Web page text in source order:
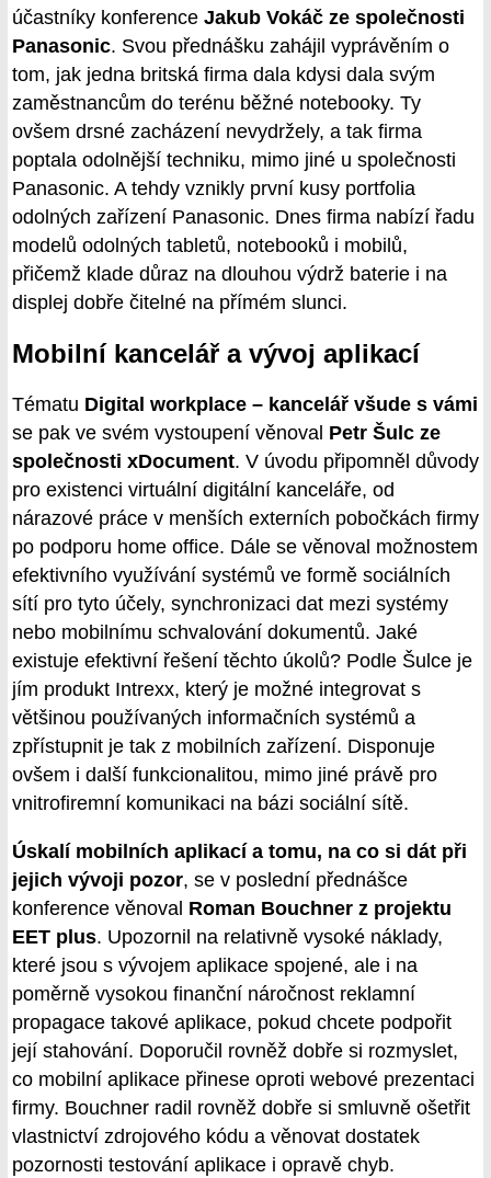
účastníky konference Jakub Vokáč ze společnosti
Panasonic. Svou přednášku zahájil vyprávěním o
tom, jak jedna britská firma dala kdysi dala svým
zaměstnancům do terénu běžné notebooky. Ty
ovšem drsné zacházení nevydržely, a tak firma
poptala odolnější techniku, mimo jiné u společnosti
Panasonic. A tehdy vznikly první kusy portfolia
odolných zařízení Panasonic. Dnes firma nabízí řadu
modelů odolných tabletů, notebooků i mobilů,
přičemž klade důraz na dlouhou výdrž baterie i na
displej dobře čitelné na přímém slunci.
Mobilní kancelář a vývoj aplikací
Tématu Digital workplace – kancelář všude s vámi
se pak ve svém vystoupení věnoval Petr Šulc ze
společnosti xDocument. V úvodu připomněl důvody
pro existenci virtuální digitální kanceláře, od
nárazové práce v menších externích pobočkách firmy
po podporu home office. Dále se věnoval možnostem
efektivního využívání systémů ve formě sociálních
sítí pro tyto účely, synchronizaci dat mezi systémy
nebo mobilnímu schvalování dokumentů. Jaké
existuje efektivní řešení těchto úkolů? Podle Šulce je
jím produkt Intrexx, který je možné integrovat s
většinou používaných informačních systémů a
zpřístupnit je tak z mobilních zařízení. Disponuje
ovšem i další funkcionalitou, mimo jiné právě pro
vnitrofiremní komunikaci na bázi sociální sítě.
Úskalí mobilních aplikací a tomu, na co si dát při
jejich vývoji pozor, se v poslední přednášce
konference věnoval Roman Bouchner z projektu
EET plus. Upozornil na relativně vysoké náklady,
které jsou s vývojem aplikace spojené, ale i na
poměrně vysokou finanční náročnost reklamní
propagace takové aplikace, pokud chcete podpořit
její stahování. Doporučil rovněž dobře si rozmyslet,
co mobilní aplikace přinese oproti webové prezentaci
firmy. Bouchner radil rovněž dobře si smluvně ošetřit
vlastnictví zdrojového kódu a věnovat dostatek
pozornosti testování aplikace i opravě chyb.